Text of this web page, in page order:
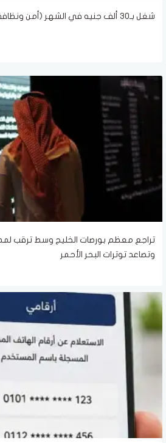
شغل بـ30 ألف جنيه في الشهر (أمن ونظافة)
تراجع معظم بورصات الخليج وسط ترقب
وتصاعد توترات البحر الأحمر